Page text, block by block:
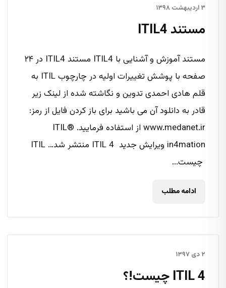
۳ اردیبهشت ۱۳۹۸
مستند ITIL4
مستند آموزش و آشنایی با ITIL4 مستند ITIL4 در ۲۴
صفحه با پوشش تغییرات اولیه در چارچوب ITIL به
قلم هادی احمدی تدوین و نگاشته شده از لینک زیر
قادر به دانلود آن می باشید برای باز کردن فایل از رمز:
www.medanet.ir از استفاده فرمایید. ITIL®
in4mation ویرایش جدید ITIL 4 منتشر شد… ITIL
چیست...
ادامه مطلب
۲ دی ۱۳۹۷
ITIL 4 چیست!؟